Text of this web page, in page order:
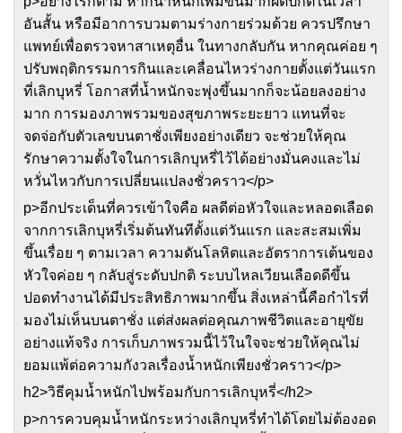
อันสั้น หรือมีอาการบวมตามร่างกายร่วมด้วย ควรปรึกษา
แพทย์เพื่อตรวจหาสาเหตุอื่น ในทางกลับกัน หากคุณค่อย ๆ
ปรับพฤติกรรมการกินและเคลื่อนไหวร่างกายตั้งแต่วันแรก
ที่เลิกบุหรี่ โอกาสที่น้ำหนักจะพุ่งขึ้นมากก็จะน้อยลงอย่าง
มาก การมองภาพรวมของสุขภาพระยะยาว แทนที่จะ
จดจ่อกับตัวเลขบนตาชั่งเพียงอย่างเดียว จะช่วยให้คุณ
รักษาความตั้งใจในการเลิกบุหรี่ไว้ได้อย่างมั่นคงและไม่
หวั่นไหวกับการเปลี่ยนแปลงชั่วคราว</p>
p>อีกประเด็นที่ควรเข้าใจคือ ผลดีต่อหัวใจและหลอดเลือด
จากการเลิกบุหรี่เริ่มต้นทันทีตั้งแต่วันแรก และสะสมเพิ่ม
ขึ้นเรื่อย ๆ ตามเวลา ความดันโลหิตและอัตราการเต้นของ
หัวใจค่อย ๆ กลับสู่ระดับปกติ ระบบไหลเวียนเลือดดีขึ้น
ปอดทำงานได้มีประสิทธิภาพมากขึ้น สิ่งเหล่านี้คือกำไรที่
มองไม่เห็นบนตาชั่ง แต่ส่งผลต่อคุณภาพชีวิตและอายุขัย
อย่างแท้จริง การเก็บภาพรวมนี้ไว้ในใจจะช่วยให้คุณไม่
ยอมแพ้ต่อความกังวลเรื่องน้ำหนักเพียงชั่วคราว</p>
h2>วิธีคุมน้ำหนักไปพร้อมกับการเลิกบุหรี่</h2>
p>การควบคุมน้ำหนักระหว่างเลิกบุหรี่ทำได้โดยไม่ต้องอด